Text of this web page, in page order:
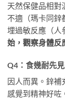
天然保健品相對
不適（瑪卡同鋅
埋過敏反應（人
始，觀察身體反
Q4：食幾耐先
因人而異。鋅補
感覺到精神好咗